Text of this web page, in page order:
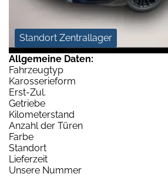
Standort Zentrallager
Allgemeine Daten:
Fahrzeugtyp
Karosserieform
Erst-Zul.
Getriebe
Kilometerstand
Anzahl der Türen
Farbe
Standort
Lieferzeit
Unsere Nummer